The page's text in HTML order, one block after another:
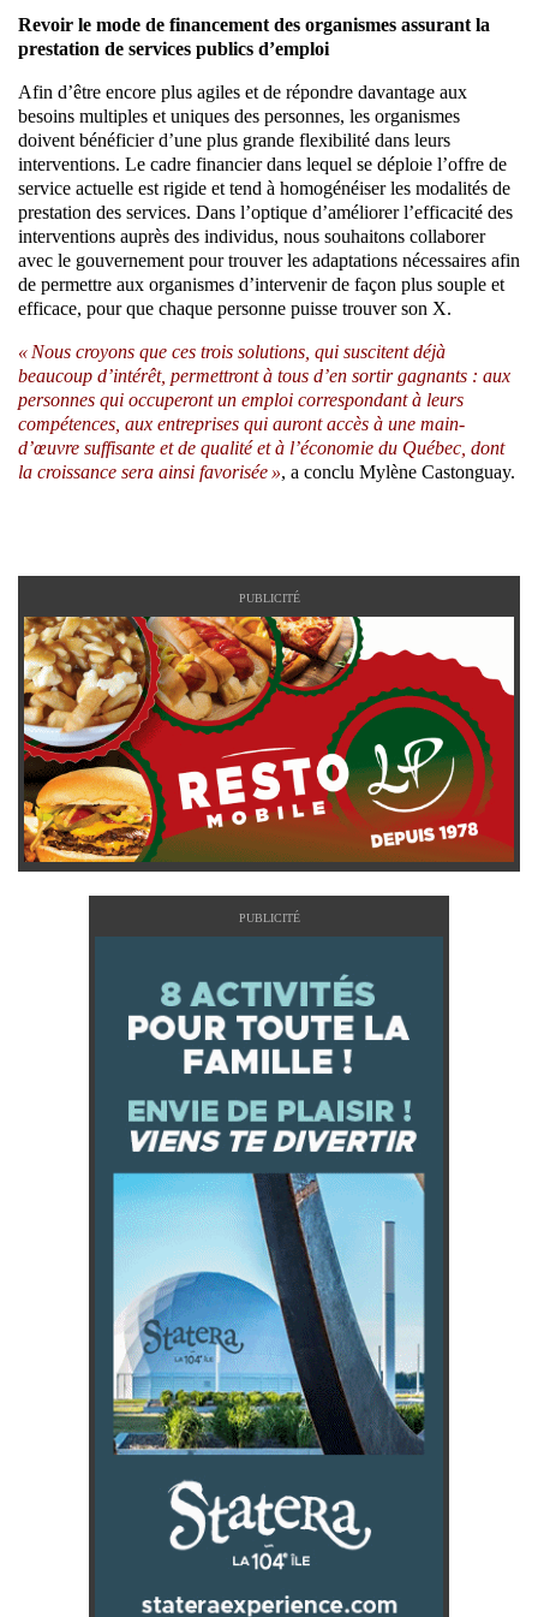
Revoir le mode de financement des organismes assurant la
prestation de services publics d’emploi
Afin d’être encore plus agiles et de répondre davantage aux
besoins multiples et uniques des personnes, les organismes
doivent bénéficier d’une plus grande flexibilité dans leurs
interventions. Le cadre financier dans lequel se déploie l’offre de
service actuelle est rigide et tend à homogénéiser les modalités de
prestation des services. Dans l’optique d’améliorer l’efficacité des
interventions auprès des individus, nous souhaitons collaborer
avec le gouvernement pour trouver les adaptations nécessaires afin
de permettre aux organismes d’intervenir de façon plus souple et
efficace, pour que chaque personne puisse trouver son X.
« Nous croyons que ces trois solutions, qui suscitent déjà
beaucoup d’intérêt, permettront à tous d’en sortir gagnants : aux
personnes qui occuperont un emploi correspondant à leurs
compétences, aux entreprises qui auront accès à une main-
d’œuvre suffisante et de qualité et à l’économie du Québec, dont
la croissance sera ainsi favorisée », a conclu Mylène Castonguay.
PUBLICITÉ
PUBLICITÉ